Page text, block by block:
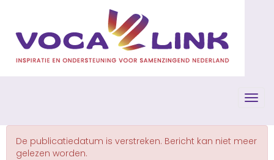
De publicatiedatum is verstreken. Bericht kan niet meer
gelezen worden.